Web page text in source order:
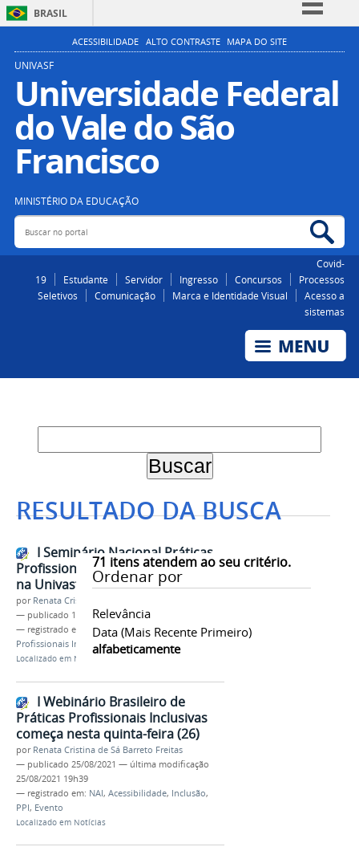
BRASIL
Simplifique!
Participe
Acesso à informação
Legislação
ACESSIBILIDADE ALTO CONTRASTE MAPA DO SITE
UNIVASF
Universidade Federal
do Vale do São
Francisco
MINISTÉRIO DA EDUCAÇÃO
Buscar no portal
Covid-
19
Estudante Servidor Ingresso Concursos
Processos
Seletivos
Comunicação Marca e Identidade Visual
Acesso a
sistemas
RESULTADO DA BUSCA
71 itens atendem ao seu critério.
Ordenar por
Relevância
Data (mais Recente Primeiro)
alfabeticamente
I Seminário Nacional Práticas
Profissionais Inclusivas acontece
na Univasf em outubro
por Renata Cristina de Sá Barreto Freitas
— publicado 11/09/2025
— registrado em:
Acessibilidade, Inclusão,Práticas
Profissionais Inclusivas , PPI,
Localizado em Notícias
I Webinário Brasileiro de
Práticas Profissionais Inclusivas
começa nesta quinta-feira (26)
por Renata Cristina de Sá Barreto Freitas
— publicado 25/08/2021 — última modificação
25/08/2021 19h39
— registrado em: NAI, Acessibilidade, Inclusão,
PPI, Evento
Localizado em Notícias